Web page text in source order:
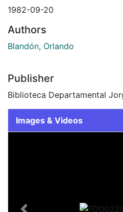
1982-09-20
Authors
Blandón, Orlando
Publisher
Biblioteca Departamental
Images & Videos